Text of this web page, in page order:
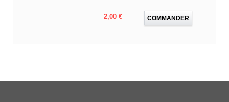
Prix
2,00 € COMMANDER